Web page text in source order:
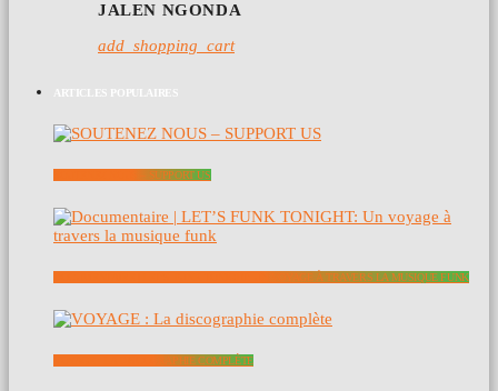
JALEN NGONDA
add_shopping_cart
ARTICLES POPULAIRES
SOUTENEZ NOUS – SUPPORT US
DOCUMENTAIRE | LET’S FUNK TONIGHT: UN VOYAGE À TRAVERS LA MUSIQUE FUNK
VOYAGE : LA DISCOGRAPHIE COMPLÈTE